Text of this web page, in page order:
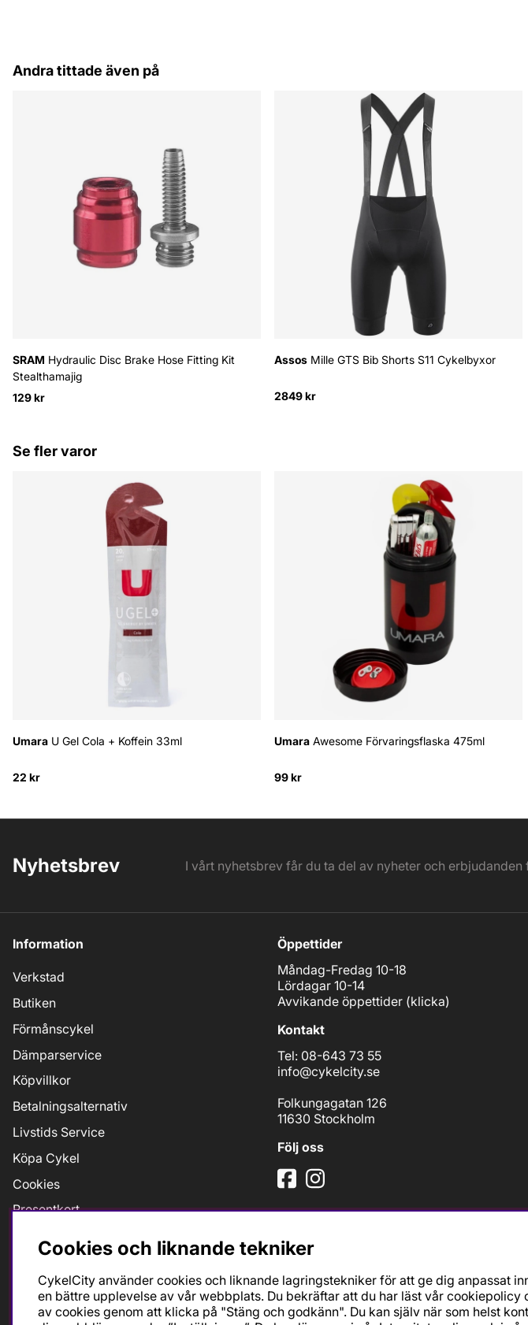
Andra tittade även på
SRAM Hydraulic Disc Brake Hose Fitting Kit
Stealthamajig
129 kr
Assos Mille GTS Bib Shorts S11 Cykelbyxor
2849 kr
Se fler varor
Umara U Gel Cola + Koffein 33ml
22 kr
Umara Awesome Förvaringsflaska 475ml
99 kr
Nyhetsbrev I vårt nyhetsbrev får du ta del av nyheter och erbjudanden
Information
Verkstad
Butiken
Förmånscykel
Dämparservice
Köpvillkor
Betalningsalternativ
Livstids Service
Köpa Cykel
Cookies
Presentkort
Taxfree
Bikefit Retül
Öppettider
Måndag-Fredag 10-18
Lördagar 10-14
Avvikande öppettider (klicka)
Kontakt
Tel: 08-643 73 55
info@cykelcity.se
Folkungagatan 126
11630 Stockholm
Följ oss
Cookies och liknande tekniker
CykelCity använder cookies och liknande lagringstekniker för att ge dig anpassat
en bättre upplevelse av vår webbplats. Du bekräftar att du har läst vår cookiepolicy
av cookies genom att klicka på "Stäng och godkänn". Du kan själv när som helst